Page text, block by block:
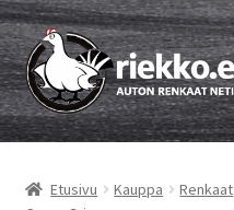
Siirry
navigointiin
Siirry
sisältöön
Etusivu
Vinkit & ohjeet
Etusivu Kauppa Renkaat